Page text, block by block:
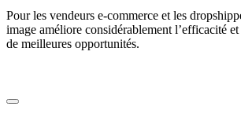
Pour les vendeurs e-commerce et les
image améliore considérablement l’efficacité
de meilleures opportunités.